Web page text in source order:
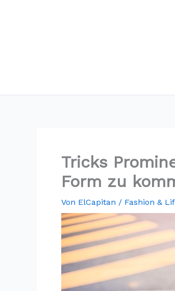
Tricks
Form zu
Von ElCapitan / Fashion &